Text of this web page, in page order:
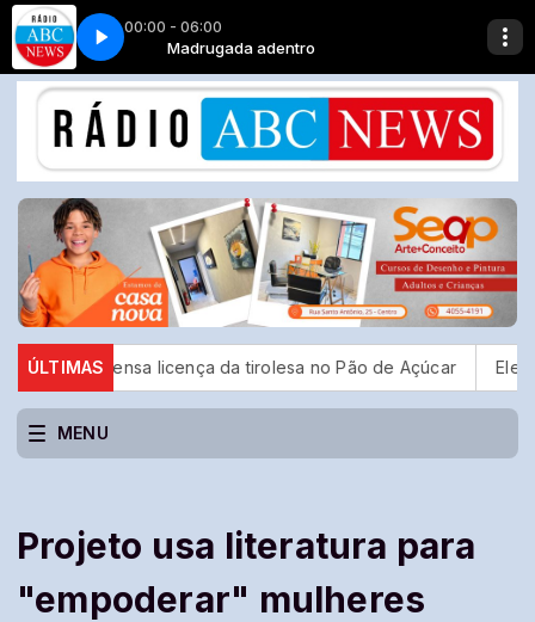
00:00 - 06:00
Madrugada adentro
Saint John - Roses
ÚLTIMAS
suspensa licença da tirolesa no Pão de Açúcar Eleições:
MENU
Projeto usa literatura para
"empoderar" mulheres